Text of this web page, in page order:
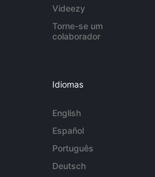
Videezy
Torne-se um
colaborador
Idiomas
English
Español
Português
Deutsch